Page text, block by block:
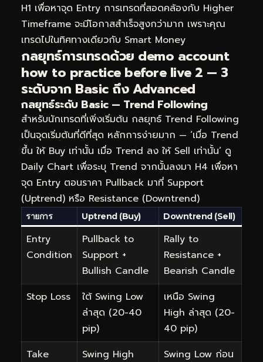
H1 เพื่อหาจุด Entry การเทรดที่สอดคล้องกับ Higher
Timeframe จะมีโอกาสสำเร็จสูงกว่ามาก เพราะคุณ
เทรดไปในทิศทางเดียวกับ Smart Money
กลยุทธ์การเทรดด้วย demo account
how to practice before live 2 — 3
ระดับจาก Basic ถึง Advanced
กลยุทธ์ระดับ Basic — Trend Following
สำหรับนักเทรดที่เพิ่งเริ่มต้น กลยุทธ์ Trend Following
เป็นจุดเริ่มต้นที่ดีที่สุด หลักการง่ายมาก — ‘เมื่อ Trend
ขึ้น ให้ Buy เท่านั้น เมื่อ Trend ลง ให้ Sell เท่านั้น’ ดู
Daily Chart เพื่อระบุ Trend จากนั้นลงมา H4 เพื่อหา
จุด Entry ตอนราคา Pullback มาที่ Support
(Uptrend) หรือ Resistance (Downtrend)
รายการ Uptrend (Buy) Downtrend (Sell)
Entry
Condition
Pullback to
Support +
Bullish Candle
Rally to
Resistance +
Bearish Candle
Stop Loss
ใต้ Swing Low
ล่าสุด (20-40
pip)
เหนือ Swing
High ล่าสุด (20-
40 pip)
Take
Swing High
Swing Low ก่อน